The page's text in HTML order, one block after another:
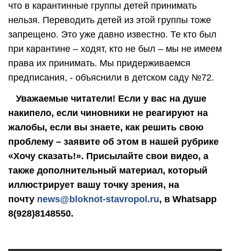
что в карантинные группы детей принимать
нельзя. Переводить детей из этой группы тоже
запрещено. Это уже давно известно. Те кто был
при карантине – ходят, кто не был – мы не имеем
права их принимать. Мы придерживаемся
предписания, - объяснили в детском саду №72.
Уважаемые читатели! Если у вас на душе
накипело, если чиновники не реагируют на
жалобы, если вы знаете, как решить свою
проблему – заявите об этом в нашей рубрике
«Хочу сказать!». Присылайте свои видео, а
также дополнительный материал, который
иллюстрирует вашу точку зрения, на
почту news@bloknot-stavropol.ru, в Whatsapp
8(928)8148550.